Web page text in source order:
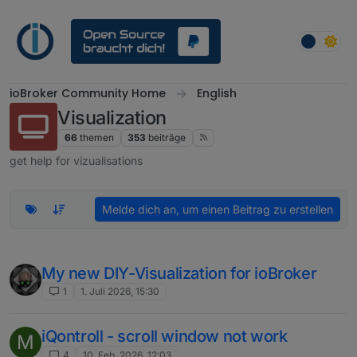
ioBroker Community Home English
Visualization
66 themen 353 beiträge
get help for vizualisations
Melde dich an, um einen Beitrag zu erstellen
My new DIY-Visualization for ioBroker
1 1. Juli 2026, 15:30
M iQontroll - scroll window not work